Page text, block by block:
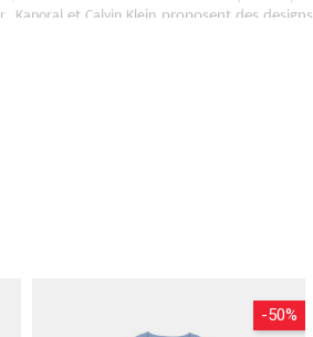
Kaporal etCalvin Klein proposent des
est varié : blanc, noir, bleu ou encore
-50%